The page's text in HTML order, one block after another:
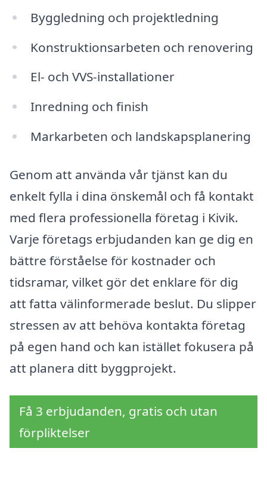
Byggledning och projektledning
Konstruktionsarbeten och renovering
El- och VVS-installationer
Inredning och finish
Markarbeten och landskapsplanering
Genom att använda vår tjänst kan du
enkelt fylla i dina önskemål och få kontakt
med flera professionella företag i Kivik.
Varje företags erbjudanden kan ge dig en
bättre förståelse för kostnader och
tidsramar, vilket gör det enklare för dig
att fatta välinformerade beslut. Du slipper
stressen av att behöva kontakta företag
på egen hand och kan istället fokusera på
att planera ditt byggprojekt.
Få 3 erbjudanden, gratis och utan
förpliktelser